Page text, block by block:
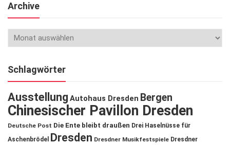
Archive
Schlagwörter
Ausstellung Autohaus Dresden Bergen
Chinesischer Pavillon Dresden
Deutsche Post Die Ente bleibt draußen Drei Haselnüsse für
Aschenbrödel
Dresden Dresdner Musikfestspiele Dresdner